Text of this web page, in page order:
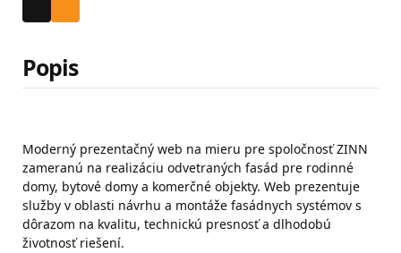
Popis
Moderný prezentačný web na mieru pre spoločnosť ZINN
zameranú na realizáciu odvetraných fasád pre rodinné
domy, bytové domy a komerčné objekty. Web prezentuje
služby v oblasti návrhu a montáže fasádnych systémov s
dôrazom na kvalitu, technickú presnosť a dlhodobú
životnosť riešení.